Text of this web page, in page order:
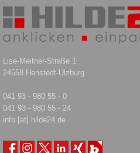
Lise-Meitner-Straße 1
24558 Henstedt-Ulzburg
041 93 - 980 55 - 0
041 93 - 980 55 - 24
info [at] hilde24.de